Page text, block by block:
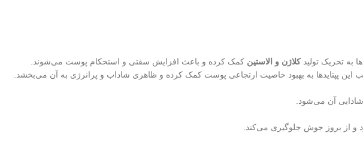
به تحریک تولیدکلاژن و الاستین کمک کرده و باعث افزایش سفتی و استحکام پوست می‌شوند.
پپتایدها به بهبود خاصیت ارتجاعی پوست کمک کرده و ظاهری شاداب و پرانرژی به آن می‌بخشد.
آن می‌شود.
از بروز جوش جلوگیری می‌کند.